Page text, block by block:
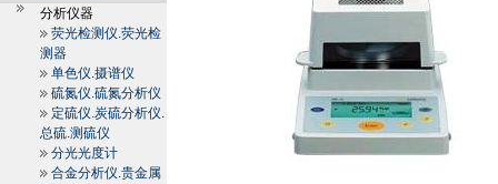
分析仪器
荧光检测仪.荧光检
测器
单色仪.摄谱仪
硫氮仪.硫氮分析仪
定硫仪.炭硫分析仪.
总硫.测硫仪
分光光度计
合金分析仪.贵金属